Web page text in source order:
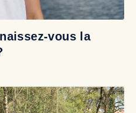
vous la